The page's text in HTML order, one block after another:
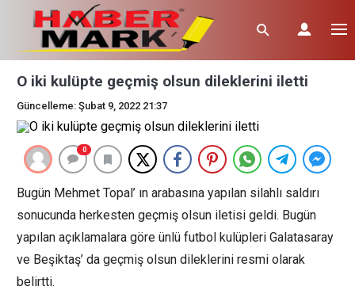
O iki kulüpte geçmiş olsun dileklerini iletti
Güncelleme: Şubat 9, 2022 21:37
0
Bugün Mehmet Topal’ ın arabasına yapılan silahlı saldırı
sonucunda herkesten geçmiş olsun iletisi geldi. Bugün
yapılan açıklamalara göre ünlü futbol kulüpleri Galatasaray
ve Beşiktaş’ da geçmiş olsun dileklerini resmi olarak
belirtti.